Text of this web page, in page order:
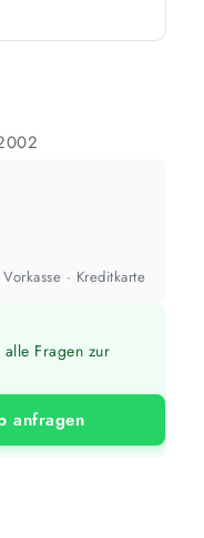
und Werkzeug
aufgerundet.
· Kreditkarte
alle Fragen zur
anfragen